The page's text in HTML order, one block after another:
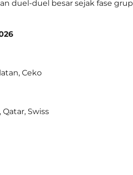
duel-duel besar sejak fase grup
Ceko
Swiss